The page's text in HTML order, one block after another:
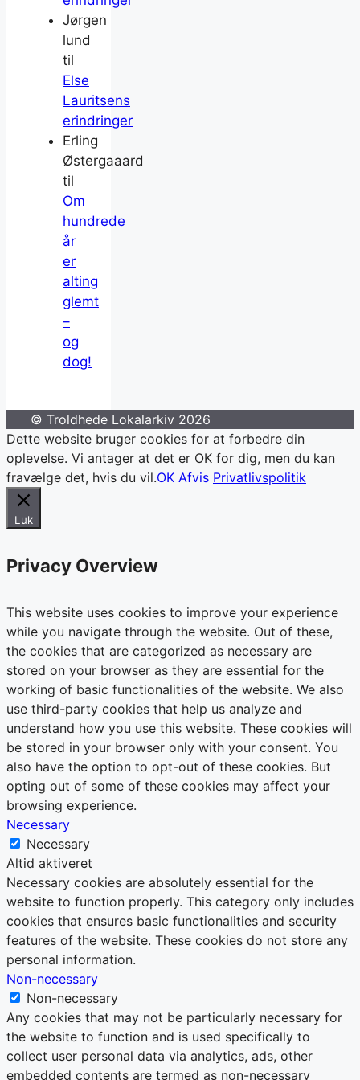
Jørgen
lund
til
Else
Lauritsens
erindringer
Erling
Østergaaard
til
Om
hundrede
år
er
alting
glemt
–
og
dog!
© Troldhede Lokalarkiv 2026
Dette website bruger cookies for at forbedre din
oplevelse. Vi antager at det er OK for dig, men du kan
fravælge det, hvis du vil.OK Afvis Privatlivspolitik
Luk
Privacy Overview
This website uses cookies to improve your experience
while you navigate through the website. Out of these,
the cookies that are categorized as necessary are
stored on your browser as they are essential for the
working of basic functionalities of the website. We also
use third-party cookies that help us analyze and
understand how you use this website. These cookies will
be stored in your browser only with your consent. You
also have the option to opt-out of these cookies. But
opting out of some of these cookies may affect your
browsing experience.
Necessary
Necessary
Altid aktiveret
Necessary cookies are absolutely essential for the
website to function properly. This category only includes
cookies that ensures basic functionalities and security
features of the website. These cookies do not store any
personal information.
Non-necessary
Non-necessary
Any cookies that may not be particularly necessary for
the website to function and is used specifically to
collect user personal data via analytics, ads, other
embedded contents are termed as non-necessary